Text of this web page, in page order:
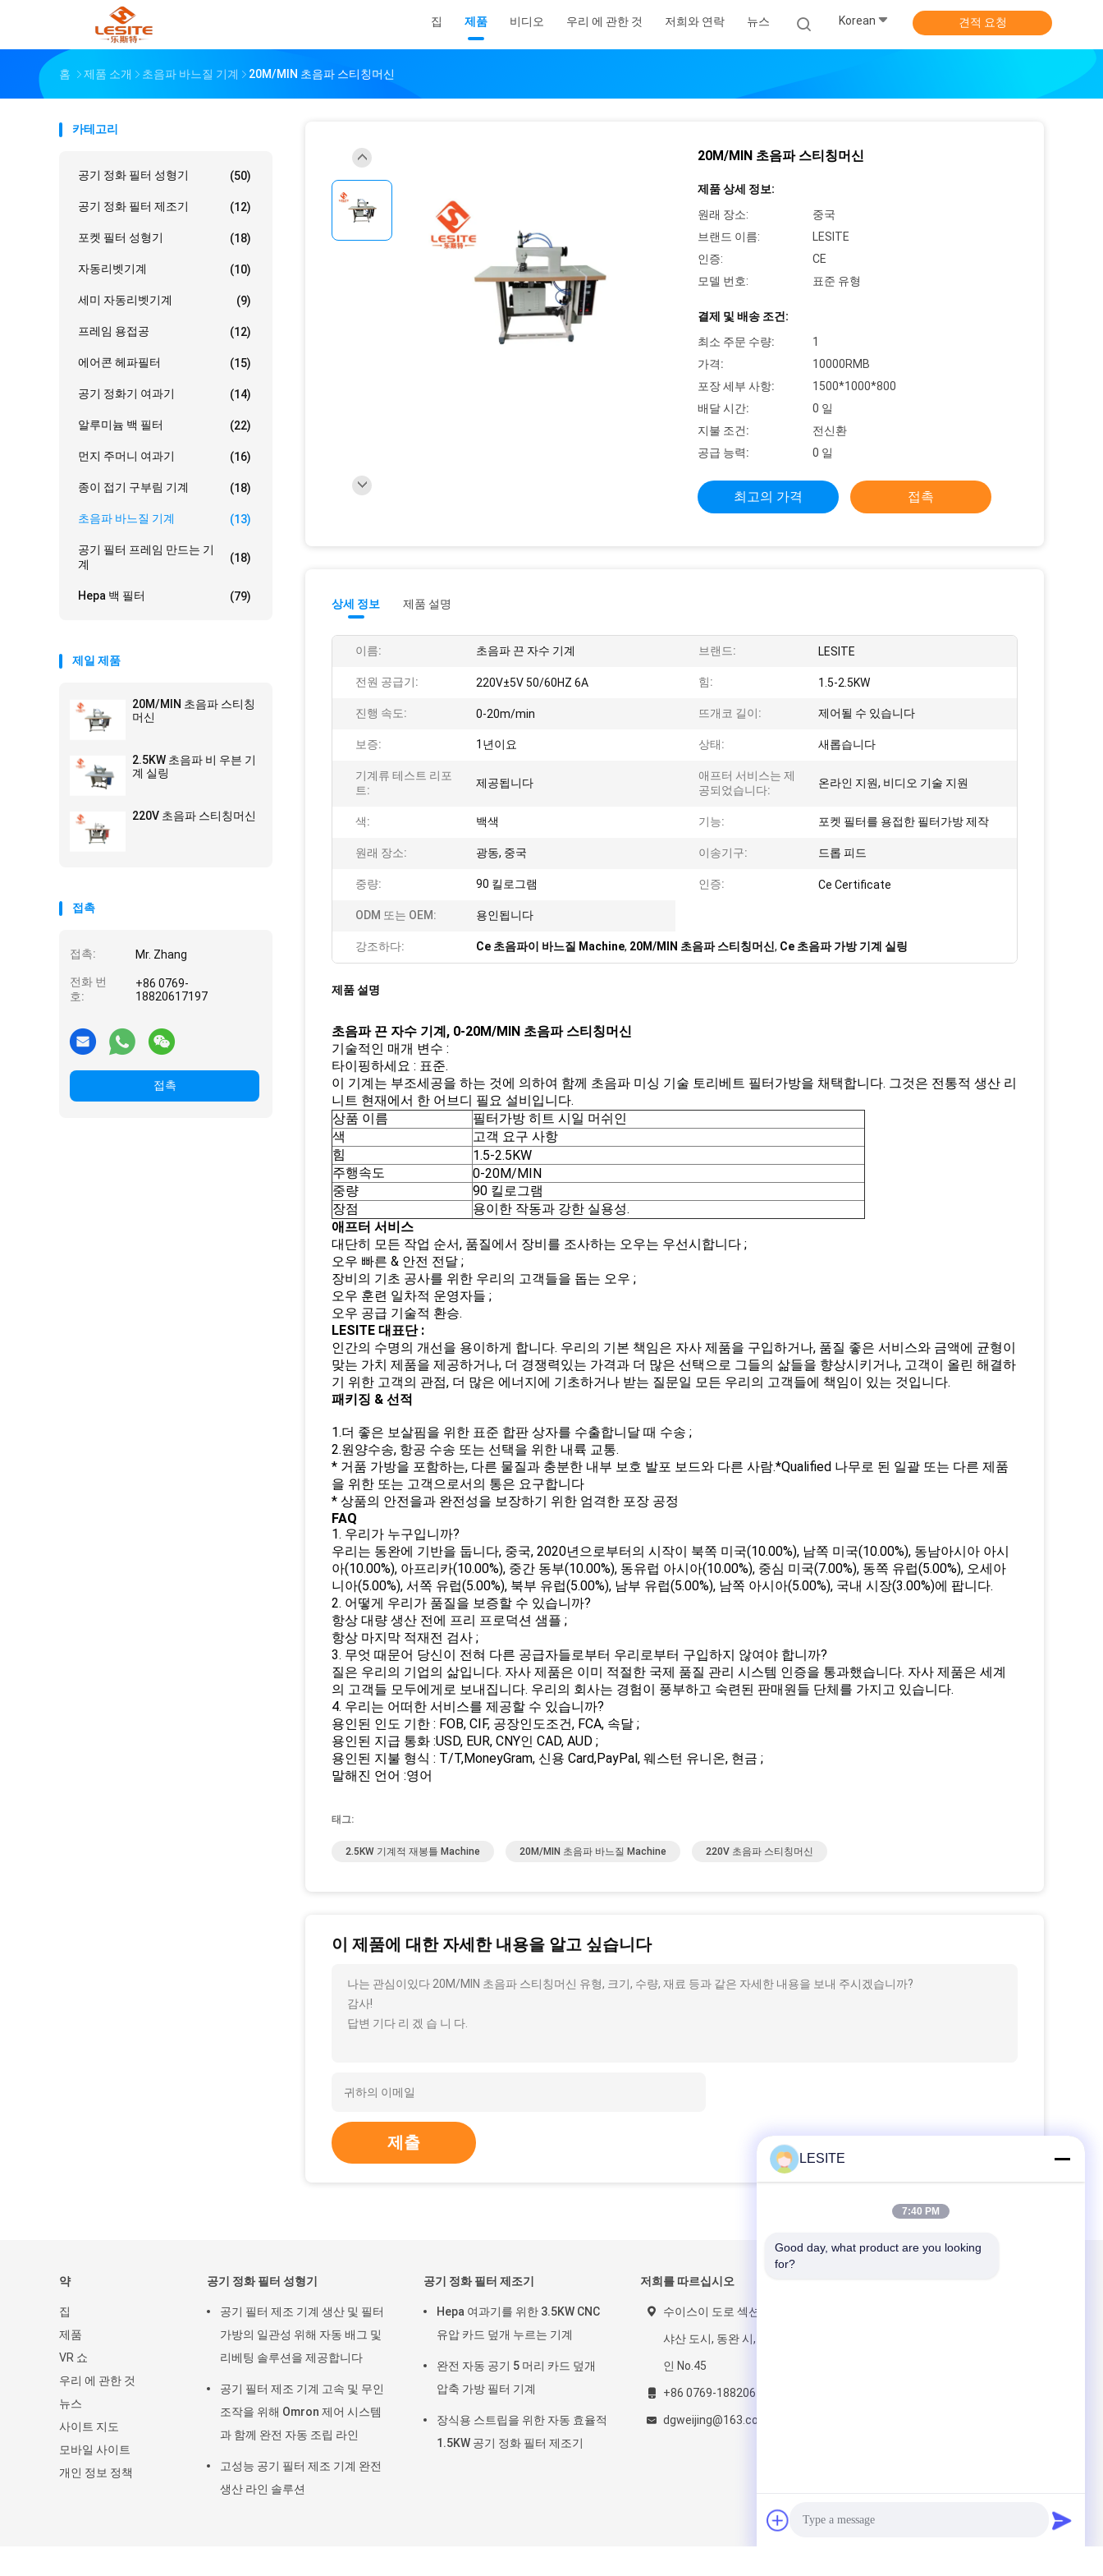
집 제품 비디오 우리 에 관한 것 저희와 연락 뉴스 Korean 견적 요청
홈 제품 소개 초음파 바느질 기계 20M/MIN 초음파 스티칭머신
카테고리
공기 정화 필터 성형기 (50)
공기 정화 필터 제조기 (12)
포켓 필터 성형기 (18)
자동리벳기계 (10)
세미 자동리벳기계 (9)
프레임 용접공 (12)
에어콘 헤파필터 (15)
공기 정화기 여과기 (14)
알루미늄 백 필터 (22)
먼지 주머니 여과기 (16)
종이 접기 구부림 기계 (18)
초음파 바느질 기계 (13)
공기 필터 프레임 만드는 기
계
(18)
Hepa 백 필터 (79)
제일 제품
20M/MIN 초음파 스티칭
머신
2.5KW 초음파 비 우븐 기
계 실링
220V 초음파 스티칭머신
접촉
접촉: Mr. Zhang
전화 번
호:
+86 0769-
18820617197
접촉
20M/MIN 초음파 스티칭머신
제품 상세 정보:
원래 장소:
중국
브랜드 이름:
LESITE
인증:
CE
모델 번호:
표준 유형
결제 및 배송 조건:
최소 주문 수량:
1
가격:
10000RMB
포장 세부 사항:
1500*1000*800
배달 시간:
0 일
지불 조건:
전신환
공급 능력:
0 일
최고의 가격 접촉
상세 정보 제품 설명
이름: 초음파 끈 자수 기계 브랜드: LESITE
전원 공급기: 220V±5V 50/60HZ 6A 힘: 1.5-2.5KW
진행 속도: 0-20m/min 뜨개코 길이: 제어될 수 있습니다
보증: 1년이요 상태: 새롭습니다
기계류 테스트 리포
트:
제공됩니다
애프터 서비스는 제
공되었습니다:
온라인 지원, 비디오 기술 지원
색: 백색 기능: 포켓 필터를 용접한 필터가방 제작
원래 장소: 광동, 중국 이송기구: 드롭 피드
중량: 90 킬로그램 인증: Ce Certificate
ODM 또는 OEM: 용인됩니다
강조하다: Ce 초음파이 바느질 Machine, 20M/MIN 초음파 스티칭머신 , Ce 초음파 가방 기계 실링
제품 설명
초음파 끈 자수 기계, 0-20M/MIN 초음파 스티칭머신
기술적인 매개 변수 :
타이핑하세요 : 표준.
이 기계는 부조세공을 하는 것에 의하여 함께 초음파 미싱 기술 토리베트 필터가방을 채택합니다. 그것은 전통적 생산 리
니트 현재에서 한 어브디 필요 설비입니다.
상품 이름
필터가방 히트 시일 머쉬인
색
고객 요구 사항
힘
1.5-2.5KW
주행속도
0-20M/MIN
중량
90 킬로그램
장점
용이한 작동과 강한 실용성.
애프터 서비스
대단히 모든 작업 순서, 품질에서 장비를 조사하는 오우는 우선시합니다 ;
오우 빠른 & 안전 전달 ;
장비의 기초 공사를 위한 우리의 고객들을 돕는 오우 ;
오우 훈련 일차적 운영자들 ;
오우 공급 기술적 환승.
LESITE 대표단 :
인간의 수명의 개선을 용이하게 합니다. 우리의 기본 책임은 자사 제품을 구입하거나, 품질 좋은 서비스와 금액에 균형이
맞는 가치 제품을 제공하거나, 더 경쟁력있는 가격과 더 많은 선택으로 그들의 삶들을 향상시키거나, 고객이 올린 해결하
기 위한 고객의 관점, 더 많은 에너지에 기초하거나 받는 질문일 모든 우리의 고객들에 책임이 있는 것입니다.
패키징 & 선적
1.더 좋은 보살핌을 위한 표준 합판 상자를 수출합니달 때 수송 ;
2.원양수송, 항공 수송 또는 선택을 위한 내륙 교통.
* 거품 가방을 포함하는, 다른 물질과 충분한 내부 보호 발포 보드와 다른 사람.*Qualified 나무로 된 일괄 또는 다른 제품
을 위한 또는 고객으로서의 통은 요구합니다
* 상품의 안전을과 완전성을 보장하기 위한 엄격한 포장 공정
FAQ
1. 우리가 누구입니까?
우리는 동완에 기반을 둡니다, 중국, 2020년으로부터의 시작이 북쪽 미국(10.00%), 남쪽 미국(10.00%), 동남아시아 아시
아(10.00%), 아프리카(10.00%), 중간 동부(10.00%), 동유럽 아시아(10.00%), 중심 미국(7.00%), 동쪽 유럽(5.00%), 오세아
니아(5.00%), 서쪽 유럽(5.00%), 북부 유럽(5.00%), 남부 유럽(5.00%), 남쪽 아시아(5.00%), 국내 시장(3.00%)에 팝니다.
2. 어떻게 우리가 품질을 보증할 수 있습니까?
항상 대량 생산 전에 프리 프로덕션 샘플 ;
항상 마지막 적재전 검사 ;
3. 무엇 때문어 당신이 전혀 다른 공급자들로부터 우리로부터 구입하지 않여야 합니까?
질은 우리의 기업의 삶입니다. 자사 제품은 이미 적절한 국제 품질 관리 시스템 인증을 통과했습니다. 자사 제품은 세계
의 고객들 모두에게로 보내집니다. 우리의 회사는 경험이 풍부하고 숙련된 판매원들 단체를 가지고 있습니다.
4. 우리는 어떠한 서비스를 제공할 수 있습니까?
용인된 인도 기한 : FOB, CIF, 공장인도조건, FCA, 속달 ;
용인된 지급 통화 :USD, EUR, CNY인 CAD, AUD ;
용인된 지불 형식 : T/T,MoneyGram, 신용 Card,PayPal, 웨스턴 유니온, 현금 ;
말해진 언어 :영어
태그:
2.5KW 기계적 재봉틀 Machine 20M/MIN 초음파 바느질 Machine 220V 초음파 스티칭머신
이 제품에 대한 자세한 내용을 알고 싶습니다
나는 관심이있다 20M/MIN 초음파 스티칭머신 유형, 크기, 수량, 재료 등과 같은 자세한 내용을 보내 주시겠습니까?
감사!
답변 기다 리 겠 습 니 다.
제출
약
집
제품
VR 쇼
우리 에 관한 것
뉴스
사이트 지도
모바일 사이트
개인 정보 정책
공기 정화 필터 성형기
공기 필터 제조 기계 생산 및 필터
가방의 일관성 위해 자동 배그 및
리베팅 솔루션을 제공합니다
공기 필터 제조 기계 고속 및 무인
조작을 위해 Omron 제어 시스템
과 함께 완전 자동 조립 라인
고성능 공기 필터 제조 기계 완전
생산 라인 솔루션
공기 정화 필터 제조기
Hepa 여과기를 위한 3.5KW CNC
유압 카드 덮개 누르는 기계
완전 자동 공기 5 머리 카드 덮개
압축 가방 필터 기계
장식용 스트립을 위한 자동 효율적
1.5KW 공기 정화 필터 제조기
저희를 따르십시오
수이스이 도로 섹션, 한스이,
샤산 도시, 동완 시, 광동 지방
인 No.45
+86 0769-18820617197
dgweijing@163.com
LESITE
7:40 PM
Good day, what product are you looking
for?